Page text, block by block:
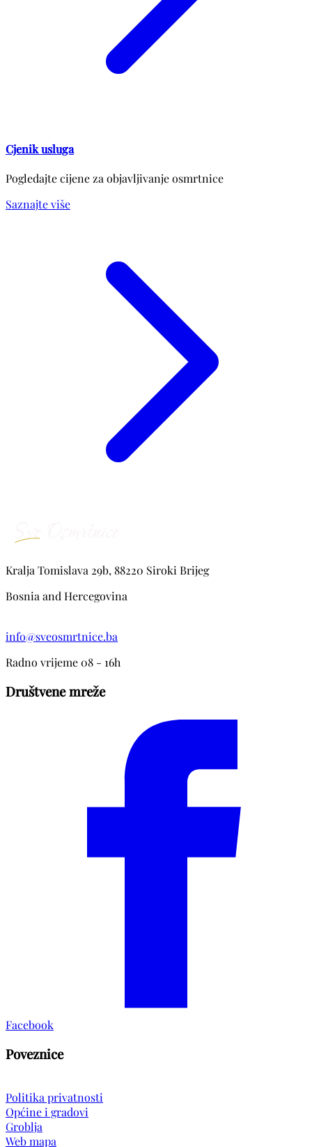
Cjenik usluga
Pogledajte cijene za objavljivanje osmrtnice
Saznajte više
Kralja Tomislava 29b, 88220 Siroki Brijeg
Bosnia and Hercegovina
info@sveosmrtnice.ba
Radno vrijeme 08 - 16h
Društvene mreže
Facebook
Poveznice
Politika privatnosti
Općine i gradovi
Groblja
Web mapa